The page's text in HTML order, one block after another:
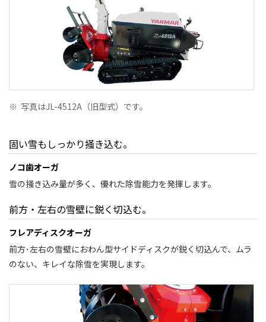
※ 写真はJL-4512A（旧型式）です。
固い雪もしっかり掻き込む。
ノコ歯オーガ
雪の掻き込み量が多く、優れた除雪能力を発揮します。
前方・左右の雪壁に鋭く切込む。
フレアディスクオーガ
前方･左右の雪壁におわん型サイドディスクが鋭く切込んで、ムラ
のない、キレイな除雪を実現します。